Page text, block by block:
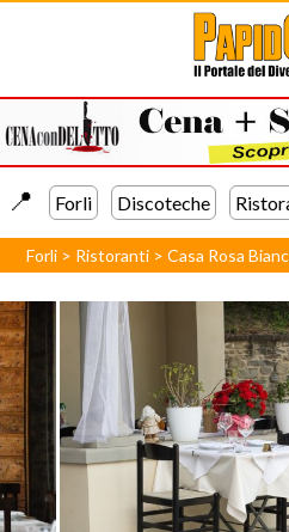
📍️ Forli Discoteche
Forli > Ristoranti >Casa Rosa